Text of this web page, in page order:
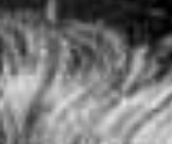
ZEITZEUGEN
BESTAND
LERNEN
PROJEKT